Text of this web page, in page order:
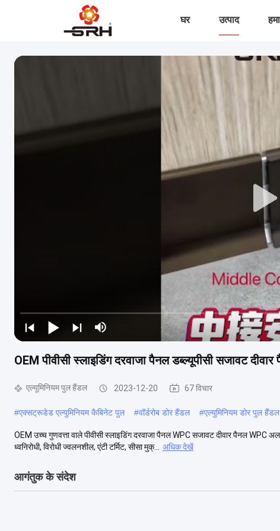
घर उत्पाद
OEM पीवीसी स्लाइडिंग दरवाजा पैनल डब्ल्यूपीसी सजावट
एल्यूमिनियम पुल हैंडल 2023-12-20 67 विचार
#एक्सट्रूडेड एल्युमिनियम कैबिनेट पुल #वॉर्डरोब डोर हैंडल #एल्युमिनियम डोर पुल हैंडल
OEM उच्च गुणवत्ता वाले पीवीसी स्लाइडिंग दरवाजा पैनल WPC सजावट दीवार पैनल WPC
ध्वनिरोधी, विरोधी ज्वलनशील, एंटी टर्मिट, सीसा मुक्...
अधिक देखें
आगंतुक के संदेश